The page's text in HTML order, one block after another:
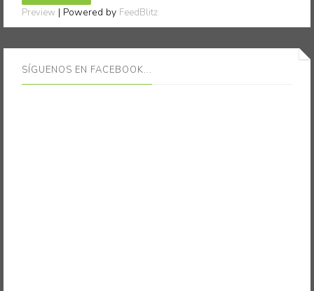
Preview | Powered by FeedBlitz
SÍGUENOS EN FACEBOOK...